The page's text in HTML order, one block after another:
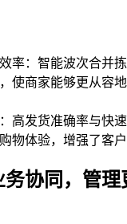
率：智能波次合并
使商家能够更从容
高发货准确率与快
物体验，增强了客户
协同，管理